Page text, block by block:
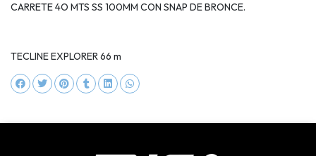
CARRETE 4O MTS SS 100MM CON SNAP DE BRONCE.
TECLINE EXPLORER 66 m